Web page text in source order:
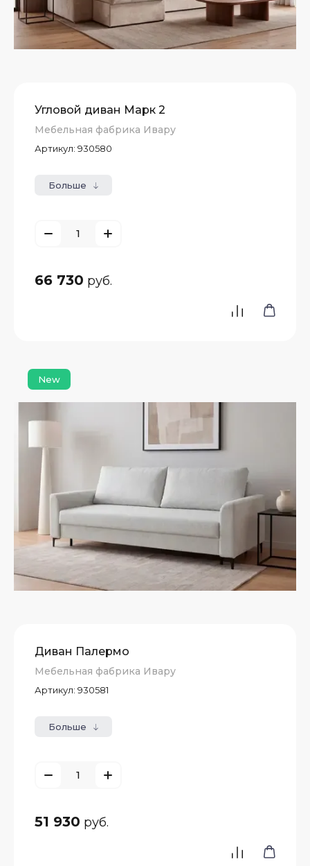
Угловой диван Марк 2
Мебельная фабрика Ивару
Артикул: 930580
Больше
66 730 руб.
New
Диван Палермо
Мебельная фабрика Ивару
Артикул: 930581
Больше
51 930 руб.